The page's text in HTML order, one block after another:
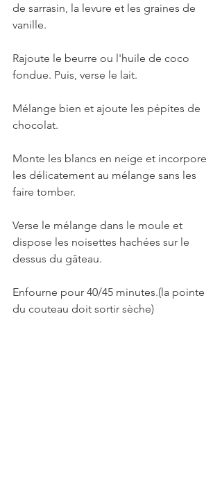
de sarrasin, la levure et les graines de
vanille.
Rajoute le beurre ou l'huile de coco
fondue. Puis, verse le lait.
Mélange bien et ajoute les pépites de
chocolat.
Monte les blancs en neige et incorpore
les délicatement au mélange sans les
faire tomber.
Verse le mélange dans le moule et
dispose les noisettes hachées sur le
dessus du gâteau.
Enfourne pour 40/45 minutes.(la pointe
du couteau doit sortir sèche)